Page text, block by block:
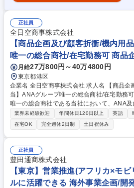
正社員
全日空商事株式会社
【商品企画及び顧客折衝/機内用
唯一の総合商社/在宅勤務可 商品
月給27万800円～40万4800円
東京都港区
企業名 全日空商事株式会社 求人名 【商品企画及び顧客折衝/機内用品担
当】ANAグループ唯一の総合商社/在宅勤務可 仕事の内容 ANAグループの
唯一の総合商社である当社において、ANA
し、機内やラウンジでのサービスで活用する
務をお任せ致します。 【業務詳細】物品の企画や入札・選定実施、条件交
渉、工場監査及び各種調整業務を担当してい
メニティ、食器、寝具、その他消耗品等機
の領域をご担当していただくかは、ご経験・
します。)※長期海外出張：年に数回、長期国
す。5スターの機内サービス向上、安全で安
いの大きい仕事です 募集職種 【商品企画及び顧客折衝/機内用品担当】AN
Aグループ唯一の総合商社/在宅勤務可
業界未経験歓迎 年間休日120日以上 英語
在宅OK
完全週休2日制 土日祝休み
正社員
豊田通商株式会社
【東京】営業推進(アフリカ×モ
ルに活躍できる 海外事業企画/開